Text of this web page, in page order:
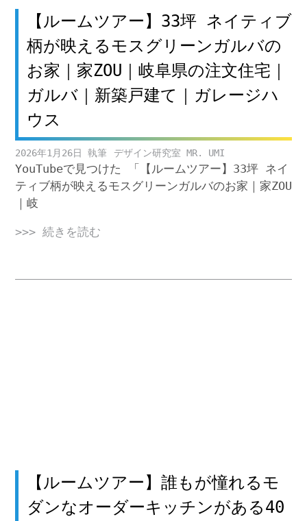
【ルームツアー】33坪 ネイティブ
柄が映えるモスグリーンガルバの
お家｜家ZOU｜岐阜県の注文住宅｜
ガルバ｜新築戸建て｜ガレージハ
ウス
2026年1月26日 デザイン研究室 MR. UMI
YouTubeで見つけた 「【ルームツアー】33坪 ネイ
ティブ柄が映えるモスグリーンガルバのお家｜家ZOU
｜岐
>>> 続きを読む
【ルームツアー】誰もが憧れるモ
ダンなオーダーキッチンがある40